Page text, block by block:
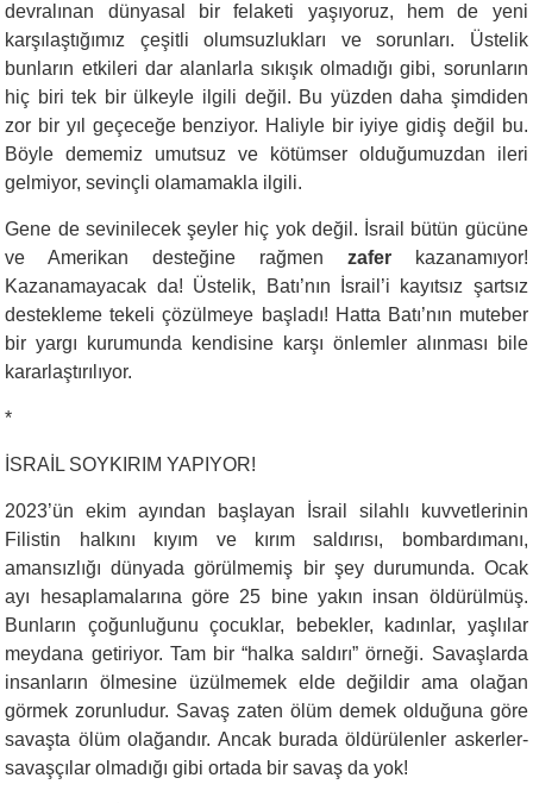
devralınan dünyasal bir felaketi yaşıyoruz, hem de yeni
karşılaştığımız çeşitli olumsuzlukları ve sorunları. Üstelik
bunların etkileri dar alanlarla sıkışık olmadığı gibi, sorunların
hiç biri tek bir ülkeyle ilgili değil. Bu yüzden daha şimdiden
zor bir yıl geçeceğe benziyor. Haliyle bir iyiye gidiş değil bu.
Böyle dememiz umutsuz ve kötümser olduğumuzdan ileri
gelmiyor, sevinçli olamamakla ilgili.
Gene de sevinilecek şeyler hiç yok değil. İsrail bütün gücüne
ve Amerikan desteğine rağmen zaferkazanamıyor!
Kazanamayacak da! Üstelik, Batı’nın İsrail’i kayıtsız şartsız
destekleme tekeli çözülmeye başladı! Hatta Batı’nın muteber
bir yargı kurumunda kendisine karşı önlemler alınması bile
kararlaştırılıyor.
*
İSRAİL SOYKIRIM YAPIYOR!
2023’ün ekim ayından başlayan İsrail silahlı kuvvetlerinin
Filistin halkını kıyım ve kırım saldırısı, bombardımanı,
amansızlığı dünyada görülmemiş bir şey durumunda. Ocak
ayı hesaplamalarına göre 25 bine yakın insan öldürülmüş.
Bunların çoğunluğunu çocuklar, bebekler, kadınlar, yaşlılar
meydana getiriyor. Tam bir “halka saldırı” örneği. Savaşlarda
insanların ölmesine üzülmemek elde değildir ama olağan
görmek zorunludur. Savaş zaten ölüm demek olduğuna göre
savaşta ölüm olağandır. Ancak burada öldürülenler askerler-
savaşçılar olmadığı gibi ortada bir savaş da yok!